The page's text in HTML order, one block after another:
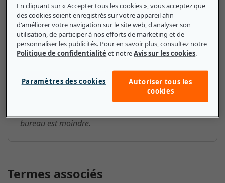
Services partagés ou centre de
services partagés : ce que les
petites et moyennes entreprises
doivent savoir
Les PME ont généralement recours aux services
partagés en raison de leur rapport qualité/prix
intéressant. Comme les opérations sont centralisées,
bureau est moindre.
Termes associés
En cliquant sur « Accepter tous les cookies », vous acceptez que
des cookies soient enregistrés sur votre appareil afin
d'améliorer votre navigation sur le site web, d'analyser son
utilisation, de participer à nos efforts de marketing et de
personnaliser les publicités. Pour en savoir plus, consultez notre
Politique de confidentialité et notreAvis sur les cookies.
Paramètres des cookies
Autoriser tous les
cookies